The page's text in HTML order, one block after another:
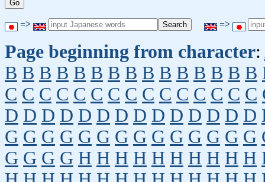
=> =>
Page beginning from character:
B B B B B B B B B B B B B B B
C C C C C C C C C C C C C C C
D D D D D D D D D D D D D D
G G G G G G G G G G G G G G
G G G G H H H H H H H H H H